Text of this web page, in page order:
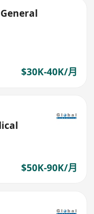
$30K-40K/月
$50K-90K/月